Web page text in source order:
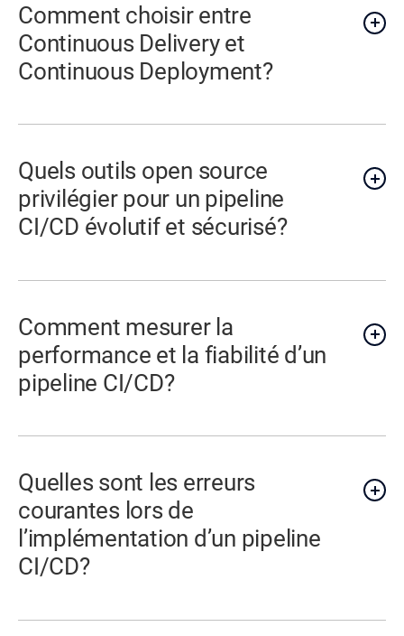
Comment choisir entre
Continuous Delivery et
Continuous Deployment?
Quels outils open source
privilégier pour un pipeline
CI/CD évolutif et sécurisé?
Comment mesurer la
performance et la fiabilité d’un
pipeline CI/CD?
Quelles sont les erreurs
courantes lors de
l’implémentation d’un pipeline
CI/CD?